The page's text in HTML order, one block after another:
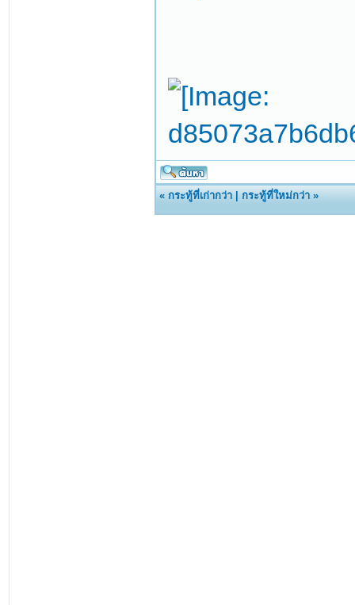
«กระทู้ที่เก่ากว่า |กระทู้ที่ใหม่กว่า »